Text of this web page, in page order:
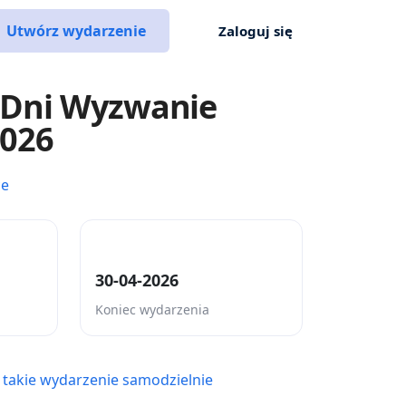
Utwórz wydarzenie Zaloguj się
Wyzwanie
30-04-2026
Koniec wydarzenia
wydarzenie samodzielnie